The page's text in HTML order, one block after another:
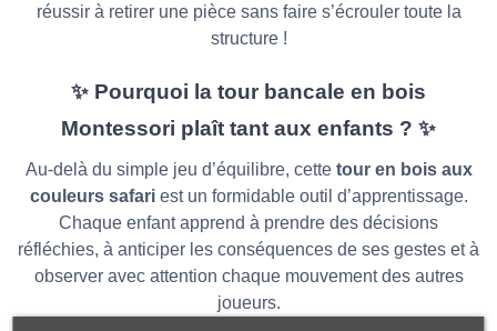
réussir à retirer une pièce sans faire s’écrouler toute la
structure !
✨ Pourquoi la tour bancale en bois
Montessori plaît tant aux enfants ? ✨
Au-delà du simple jeu d’équilibre, cette tour en bois aux
couleurs safariest un formidable outil d’apprentissage.
Chaque enfant apprend à prendre des décisions
réfléchies, à anticiper les conséquences de ses gestes et à
observer avec attention chaque mouvement des autres
joueurs.